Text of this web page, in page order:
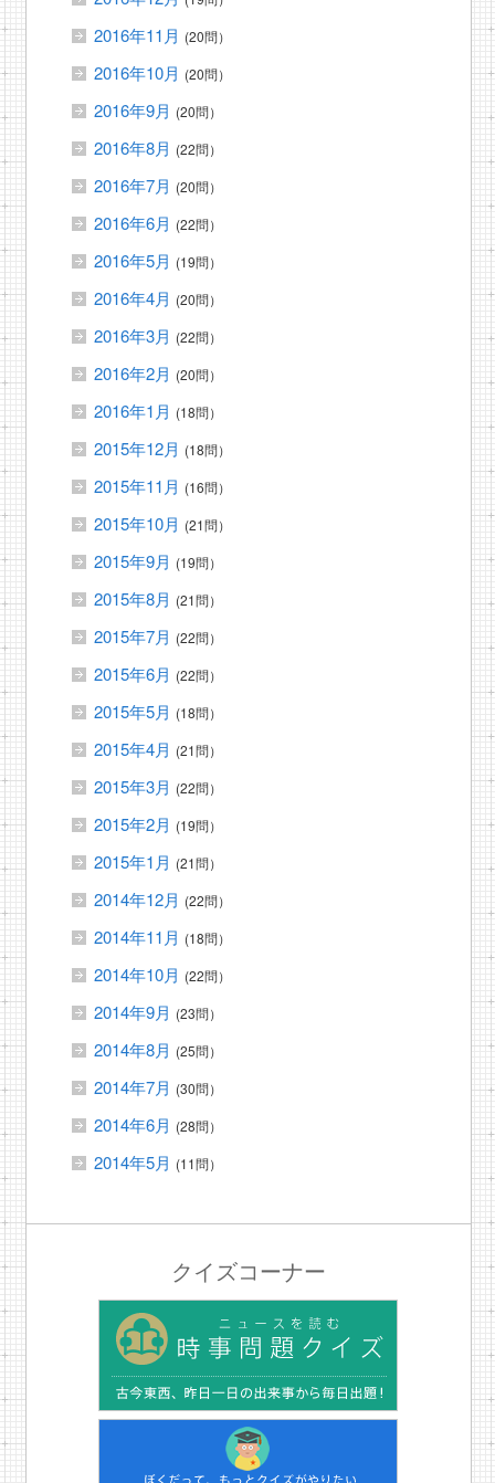
2016年11月 (20問）
2016年10月 (20問）
2016年9月 (20問）
2016年8月 (22問）
2016年7月 (20問）
2016年6月 (22問）
2016年5月 (19問）
2016年4月 (20問）
2016年3月 (22問）
2016年2月 (20問）
2016年1月 (18問）
2015年12月 (18問）
2015年11月 (16問）
2015年10月 (21問）
2015年9月 (19問）
2015年8月 (21問）
2015年7月 (22問）
2015年6月 (22問）
2015年5月 (18問）
2015年4月 (21問）
2015年3月 (22問）
2015年2月 (19問）
2015年1月 (21問）
2014年12月 (22問）
2014年11月 (18問）
2014年10月 (22問）
2014年9月 (23問）
2014年8月 (25問）
2014年7月 (30問）
2014年6月 (28問）
2014年5月 (11問）
クイズコーナー